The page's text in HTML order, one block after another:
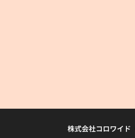
株式会社コロワイド